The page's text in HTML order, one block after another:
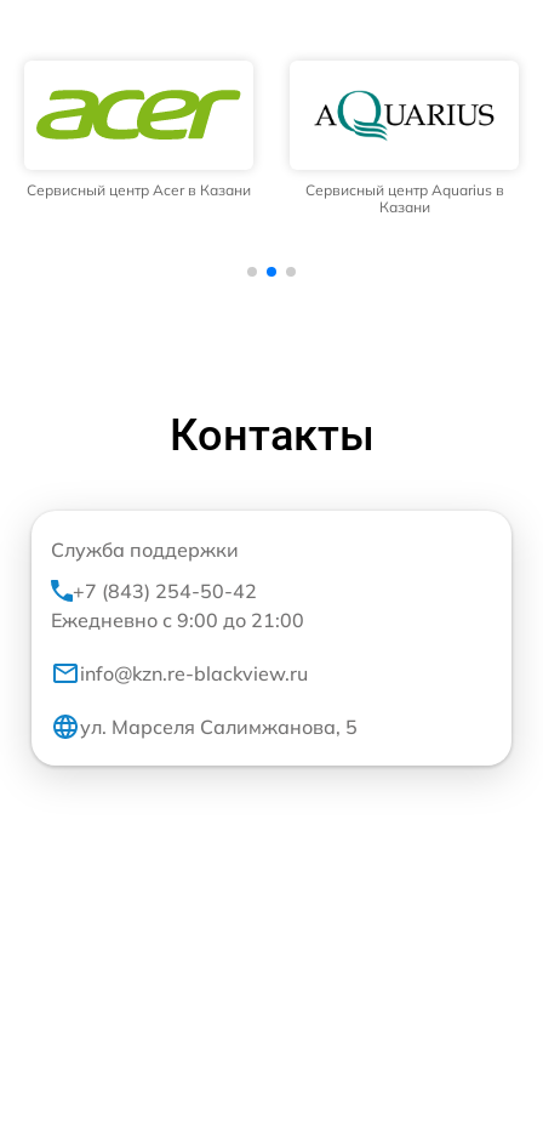
Сервисный центр Acer в Казани
Сервисный центр Aquarius в
Казани
Контакты
Служба поддержки
+7 (843) 254-50-42
Ежедневно с 9:00 до 21:00
info@kzn.re-blackview.ru
ул. Марселя Салимжанова, 5